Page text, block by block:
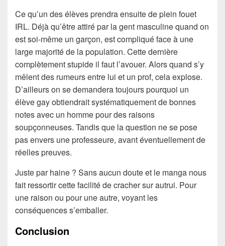
Ce qu’un des élèves prendra ensuite de plein fouet
IRL. Déjà qu’être attiré par la gent masculine quand on
est soi-même un garçon, est compliqué face à une
large majorité de la population. Cette dernière
complètement stupide il faut l’avouer. Alors quand s’y
mêlent des rumeurs entre lui et un prof, cela explose.
D’ailleurs on se demandera toujours pourquoi un
élève gay obtiendrait systématiquement de bonnes
notes avec un homme pour des raisons
soupçonneuses. Tandis que la question ne se pose
pas envers une professeure, avant éventuellement de
réelles preuves.
Juste par haine ? Sans aucun doute et le manga nous
fait ressortir cette facilité de cracher sur autrui. Pour
une raison ou pour une autre, voyant les
conséquences s’emballer.
Conclusion